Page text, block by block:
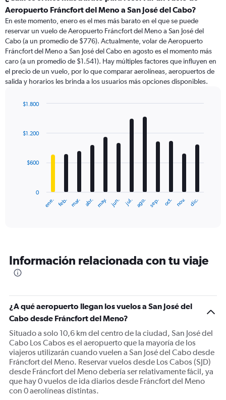
Range:
91
categories.
The
chart
has
1
Y
axis
values.
to
Aeropuerto Fráncfort del Meno a San José del Cabo?
En este momento, enero es el mes más barato en el que se puede
reservar un vuelo de Aeropuerto Fráncfort del Meno a San José del
Cabo (a un promedio de $776). Actualmente, volar de Aeropuerto
Fráncfort del Meno a San José del Cabo en agosto es el momento más
caro (a un promedio de $1.541). Hay múltiples factores que influyen en
el precio de un vuelo, por lo que comparar aerolíneas, aeropuertos de
salida y horarios les brinda a los usuarios más opciones disponibles.
with
12
The
categories.
The
Y
axis
displaying
values.
Range:
0
to
1800.
ene. feb. mar. abr. may. jun. jul. ago. sep. oct. nov. dic.
0
$600
$1.200
$1.800
Información relacionada con tu viaje
¿A qué aeropuerto llegan los vuelos a San José del
Cabo desde Fráncfort del Meno?
Situado a solo 10,6 km del centro de la ciudad, San José del
Cabo Los Cabos es el aeropuerto que la mayoría de los
viajeros utilizarán cuando vuelen a San José del Cabo desde
Fráncfort del Meno. Reservar vuelos desde Los Cabos (SJD)
desde Fráncfort del Meno debería ser relativamente fácil, ya
que hay 0 vuelos de ida diarios desde Fráncfort del Meno
con 0 aerolíneas distintas.